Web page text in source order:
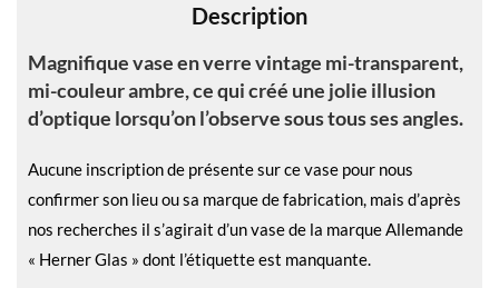
:
Description
Magnifique vase en verre vintage mi-transparent,
mi-couleur ambre, ce qui créé une jolie illusion
d’optique lorsqu’on l’observe sous tous ses angles.
Aucune inscription de présente sur ce vase pour nous
confirmer son lieu ou sa marque de fabrication, mais d’après
nos recherches il s’agirait d’un vase de la marque Allemande
« Herner Glas » dont l’étiquette est manquante.